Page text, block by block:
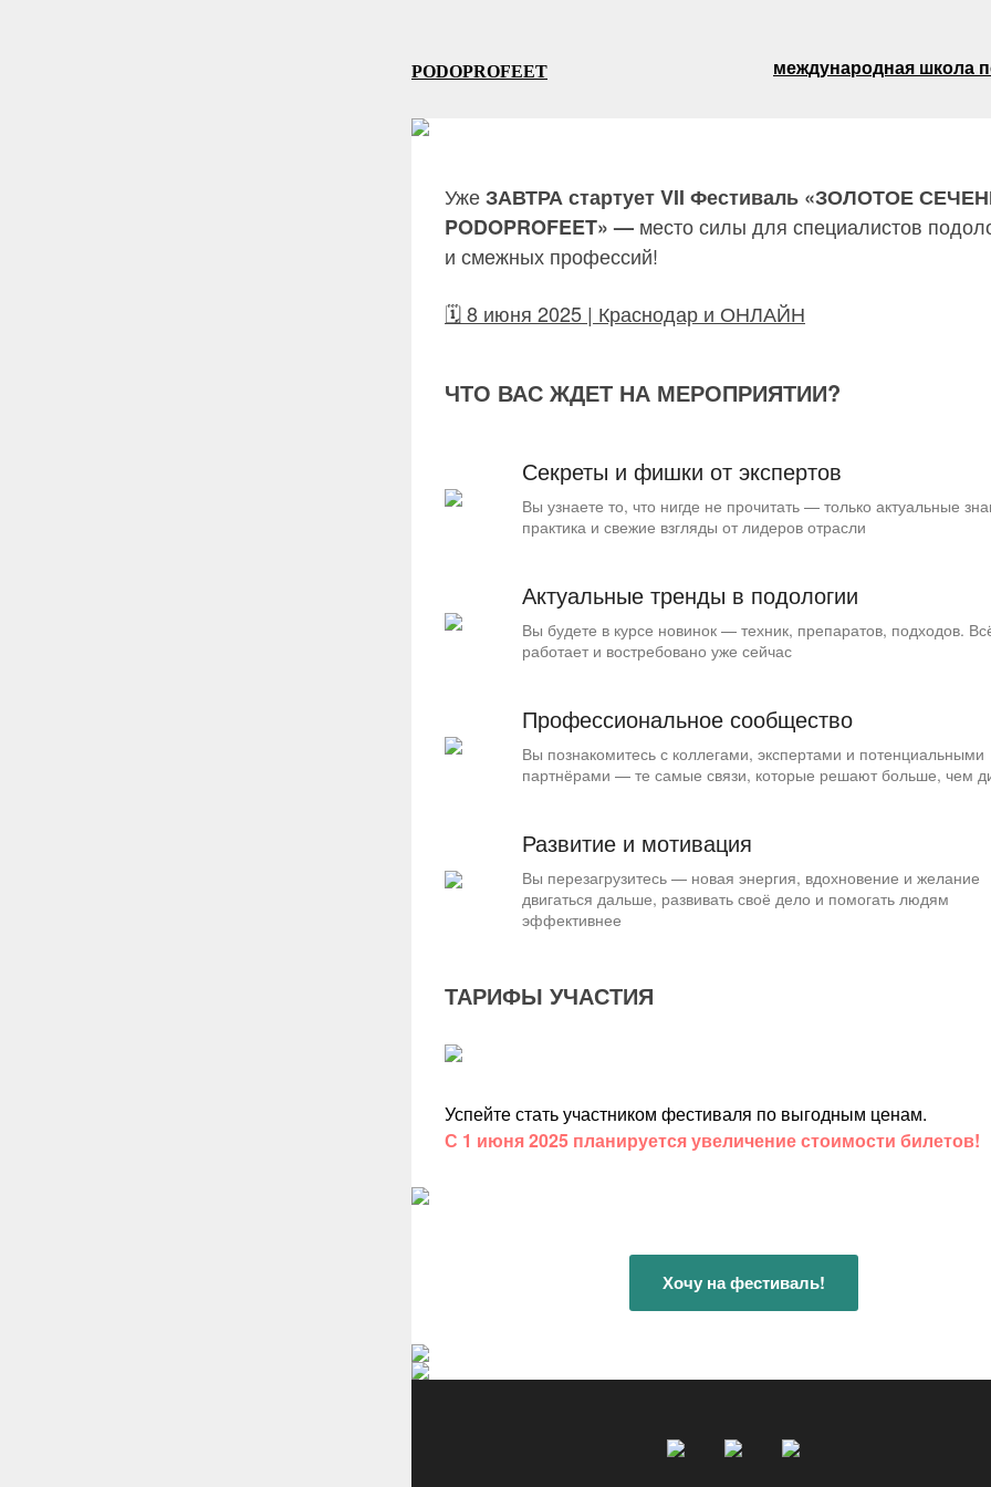
PODOPROFEET международная школа
УжеЗАВТРА стартует VII Фестиваль «ЗОЛОТОЕ
PODOPROFEET» — место силы для специалистов
и смежных профессий!
🗓 8 июня 2025 | Краснодар и ОНЛАЙН
ЧТО ВАС ЖДЕТ НА МЕРОПРИЯТИИ?
Секреты и фишки от экспертов
Вы узнаете то, что нигде не прочитать — только актуальные
практика и свежие взгляды от лидеров отрасли
Актуальные тренды в подологии
Вы будете в курсе новинок — техник, препаратов, подходов.
работает и востребовано уже сейчас
Профессиональное сообщество
Вы познакомитесь с коллегами, экспертами и потенциальными
партнёрами — те самые связи, которые решают больше, чем
Развитие и мотивация
Вы перезагрузитесь — новая энергия, вдохновение и желание
двигаться дальше, развивать своё дело и помогать людям
эффективнее
ТАРИФЫ УЧАСТИЯ
Успейте стать участником фестиваля по выгодным ценам.
С 1 июня 2025 планируется увеличение стоимости билетов!
Хочу на фестиваль!